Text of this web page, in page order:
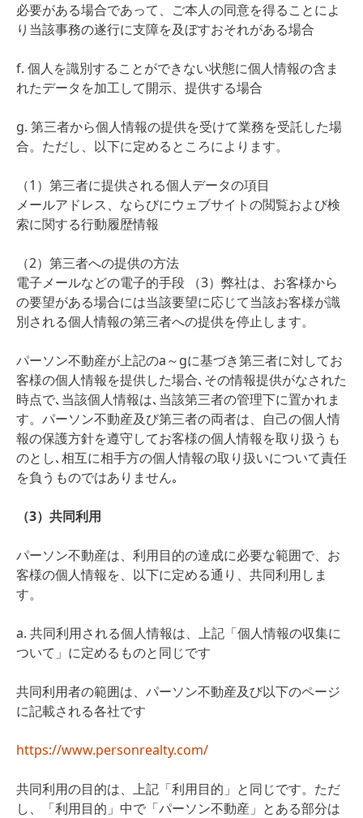
必要がある場合であって、ご本人の同意を得ることによ
り当該事務の遂行に支障を及ぼすおそれがある場合
f. 個人を識別することができない状態に個人情報の含ま
れたデータを加工して開示、提供する場合
g. 第三者から個人情報の提供を受けて業務を受託した場
合。ただし、以下に定めるところによります。
（1）第三者に提供される個人データの項目
メールアドレス、ならびにウェブサイトの閲覧および検
索に関する行動履歴情報
（2）第三者への提供の方法
電子メールなどの電子的手段 （3）弊社は、お客様から
の要望がある場合には当該要望に応じて当該お客様が識
別される個人情報の第三者への提供を停止します。
パーソン不動産が上記のa～gに基づき第三者に対してお
客様の個人情報を提供した場合､その情報提供がなされた
時点で､当該個人情報は､当該第三者の管理下に置かれま
す。パーソン不動産及び第三者の両者は、自己の個人情
報の保護方針を遵守してお客様の個人情報を取り扱うも
のとし､相互に相手方の個人情報の取り扱いについて責任
を負うものではありません｡
（3）共同利用
パーソン不動産は、利用目的の達成に必要な範囲で、お
客様の個人情報を、以下に定める通り、共同利用しま
す。
a. 共同利用される個人情報は、上記「個人情報の収集に
ついて」に定めるものと同じです
共同利用者の範囲は、パーソン不動産及び以下のページ
に記載される各社です
https://www.personrealty.com/
共同利用の目的は、上記「利用目的」と同じです。ただ
し、「利用目的」中で「パーソン不動産」とある部分は